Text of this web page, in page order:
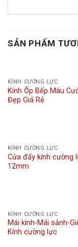
SẢN PHẨM
KÍNH CƯỜNG LỰC
Kính Ốp Bếp Màu
Đẹp Giá Rẻ
KÍNH CƯỜNG LỰC
Cửa đẩy kính cường
12mm
KÍNH CƯỜNG LỰC
Mái kính-Mái sảnh-
Kính cường lực